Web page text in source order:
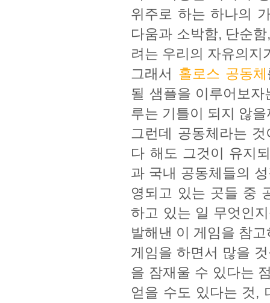
위주로 하는 하나의
다움과 소박함, 단순
려는 우리의 자유의지
그래서 홀로스 공동체
될 샘플을 이루어보
루는 기틀이 되지 않
그런데 공동체라는
다 해도 그것이 유지
과 국내 공동체들의
영되고 있는 곳들 중
하고 있는 일 무엇인
발해낸 이 게임을 참
게임을 하면서 많을
을 잠재울 수 있다는
얻을 수도 있다는 것,